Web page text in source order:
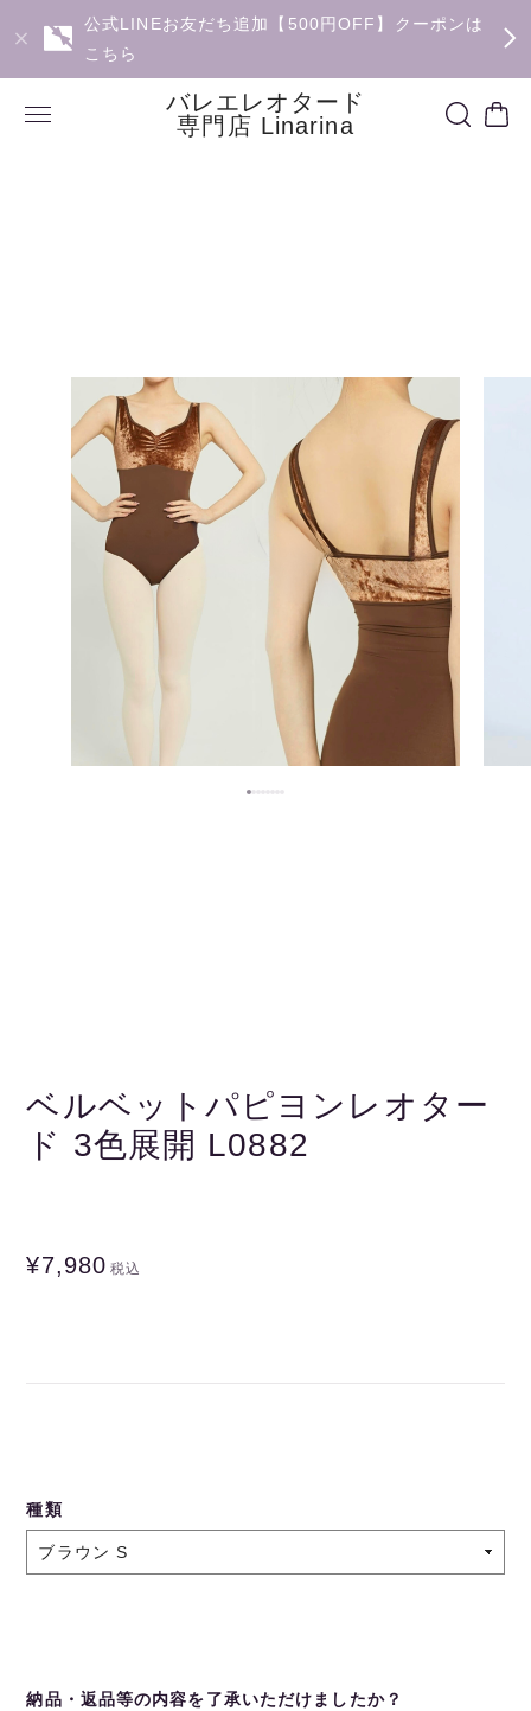
公式LINEお友だち追加【500円OFF】クーポンは
こちら
バレエレオタード
専門店 Linarina
ベルベットパピヨンレオター
ド 3色展開 L0882
¥7,980 税込
種類
納品・返品等の内容を了承いただけましたか？